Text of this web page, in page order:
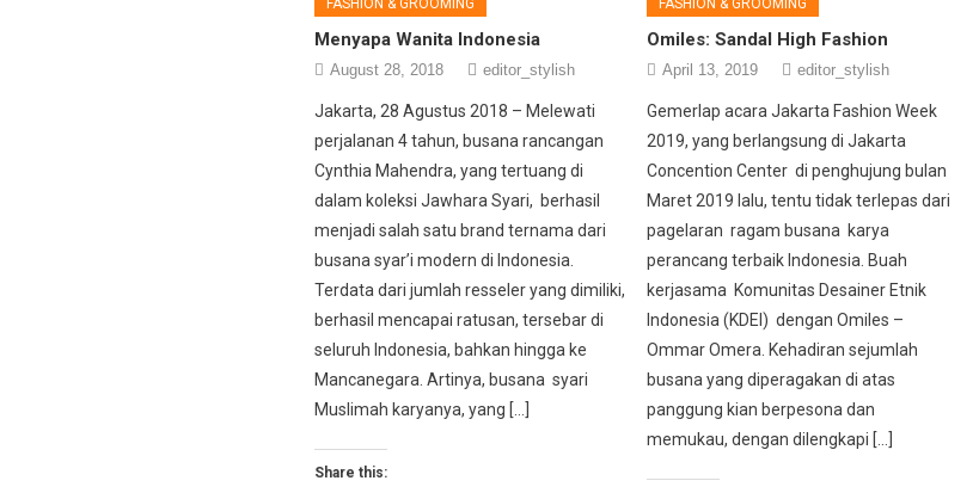
FASHION & GROOMING
Menyapa Wanita Indonesia
August 28, 2018 editor_stylish
Jakarta, 28 Agustus 2018 – Melewati
perjalanan 4 tahun, busana rancangan
Cynthia Mahendra, yang tertuang di
dalam koleksi Jawhara Syari, berhasil
menjadi salah satu brand ternama dari
busana syar’i modern di Indonesia.
Terdata dari jumlah resseler yang dimiliki,
berhasil mencapai ratusan, tersebar di
seluruh Indonesia, bahkan hingga ke
Mancanegara. Artinya, busana syari
Muslimah karyanya, yang […]
Share this:
FASHION & GROOMING
Omiles: Sandal High Fashion
April 13, 2019 editor_stylish
Gemerlap acara Jakarta Fashion Week
2019, yang berlangsung di Jakarta
Concention Center di penghujung bulan
Maret 2019 lalu, tentu tidak terlepas dari
pagelaran ragam busana karya
perancang terbaik Indonesia. Buah
kerjasama Komunitas Desainer Etnik
Indonesia (KDEI) dengan Omiles –
Ommar Omera. Kehadiran sejumlah
busana yang diperagakan di atas
panggung kian berpesona dan
memukau, dengan dilengkapi […]